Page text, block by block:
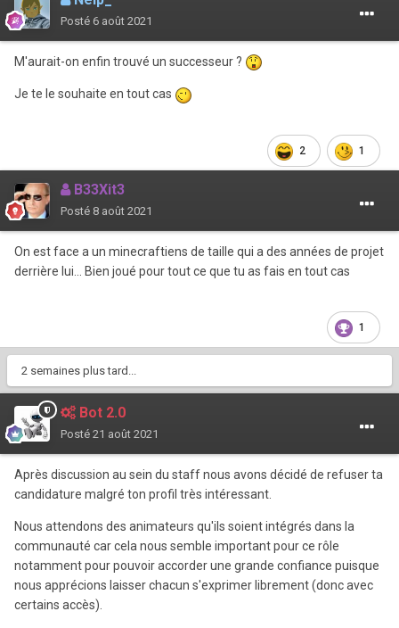
Posté 6 août 2021
M'aurait-on enfin trouvé un successeur ?
Je te le souhaite en tout cas
2 1
B33Xit3
Posté 8 août 2021
On est face a un minecraftiens de taille qui a des années de projet
derrière lui... Bien joué pour tout ce que tu as fais en tout cas
1
2 semaines plus tard...
Bot 2.0
Posté 21 août 2021
Après discussion au sein du staff nous avons décidé de refuser ta
candidature malgré ton profil très intéressant.
Nous attendons des animateurs qu'ils soient intégrés dans la
communauté car cela nous semble important pour ce rôle
notamment pour pouvoir accorder une grande confiance puisque
nous apprécions laisser chacun s'exprimer librement (donc avec
certains accès).